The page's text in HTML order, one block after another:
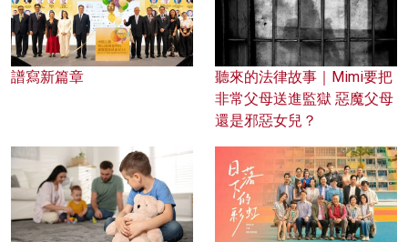
譜寫新篇章
聽來的法律故事｜Mimi要把
非常父母送進監獄 惡魔父母
還是邪惡女兒？